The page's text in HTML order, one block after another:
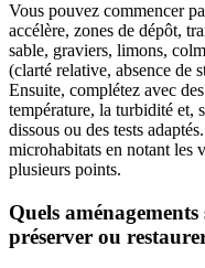
Vous pouvez commencer
accélère, zones de dépôt,
sable, graviers, limons,
(clarté relative, absence de
Ensuite, complétez avec
température, la turbidité et,
dissous ou des tests
microhabitats en notant les
plusieurs points.
Quels
préserver ou